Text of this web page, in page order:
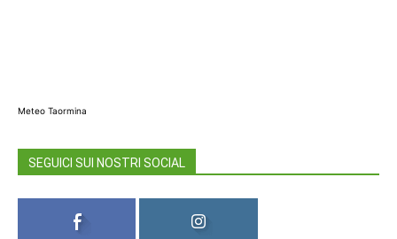
Meteo Taormina
SEGUICI SUI NOSTRI SOCIAL